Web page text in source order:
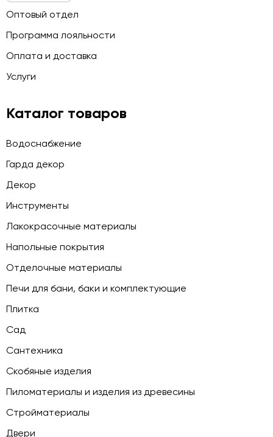
Оптовый отдел
Программа лояльности
Оплата и доставка
Услуги
Каталог товаров
Водоснабжение
Гарда декор
Декор
Инструменты
Лакокрасочные материалы
Напольные покрытия
Отделочные материалы
Печи для бани, баки и комплектующие
Плитка
Сад
Сантехника
Скобяные изделия
Пиломатериалы и изделия из древесины
Стройматериалы
Двери